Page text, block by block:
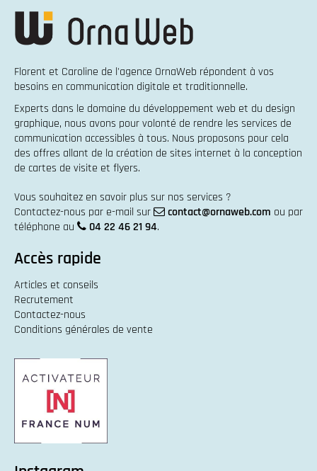
Florent et Caroline de l'agence OrnaWeb répondent à vos
besoins en communication digitale et traditionnelle.
Experts dans le domaine du développement web et du design
graphique, nous avons pour volonté de rendre les services de
communication accessibles à tous. Nous proposons pour cela
des offres allant de la création de sites internet à la conception
de cartes de visite et flyers.
Vous souhaitez en savoir plus sur nos services ?
Contactez-nous par e-mail sur
contact@ornaweb.com ou par
téléphone au
04 22 46 21 94.
Accès rapide
Articles et conseils
Recrutement
Contactez-nous
Conditions générales de vente